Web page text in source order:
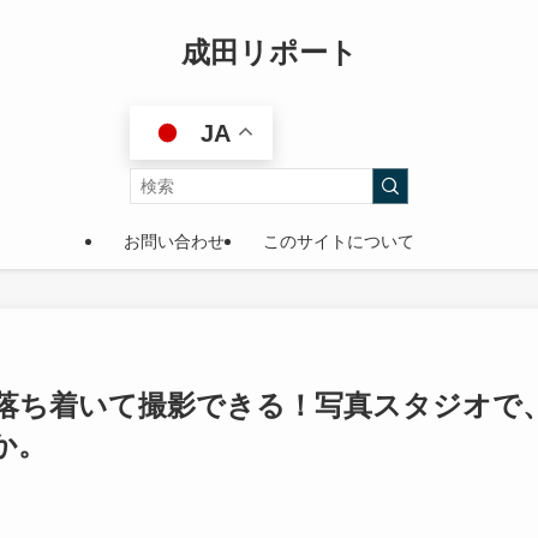
成田リポート
お問い合わせ このサイトについて
JA
ち着いて撮影できる！写真スタジオで